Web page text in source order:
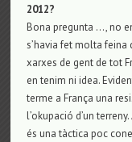
2012?
Bona pregunta …, no
s’havia fet molta feina
xarxes de gent de tot
en tenim ni idea.
terme a França una
l’okupació d’un
és una tàctica poc